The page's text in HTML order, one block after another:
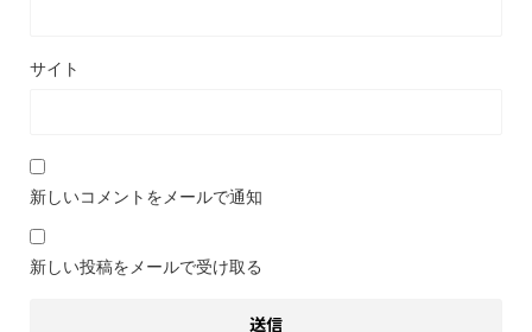
サイト
新しいコメントをメールで通知
新しい投稿をメールで受け取る